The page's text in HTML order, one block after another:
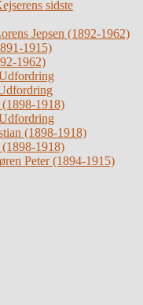
sidste
Jepsen (1892-1962)
1915)
1962)
1918)
(1898-1918)
1918)
Peter (1894-1915)